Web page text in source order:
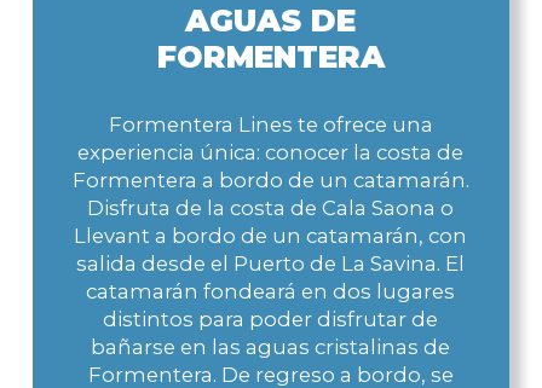
AGUAS DE
FORMENTERA
Formentera Lines te ofrece una
experiencia única: conocer la costa de
Formentera a bordo de un catamarán.
Disfruta de la costa de Cala Saona o
Llevant a bordo de un catamarán, con
salida desde el Puerto de La Savina. El
catamarán fondeará en dos lugares
distintos para poder disfrutar de
bañarse en las aguas cristalinas de
Formentera. De regreso a bordo, se